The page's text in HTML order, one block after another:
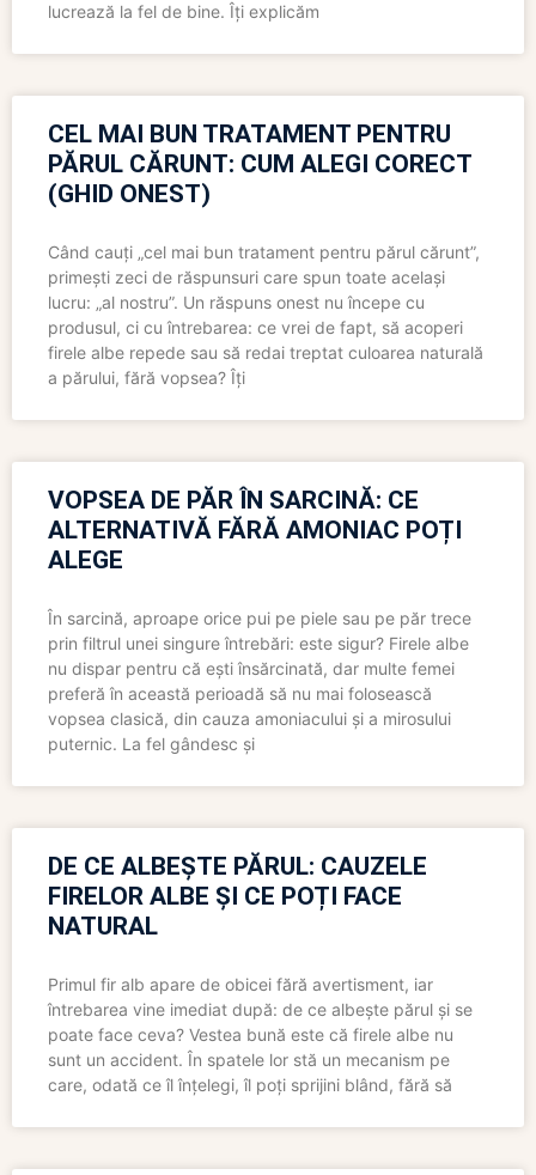
lucrează la fel de bine. Îți explicăm
CEL MAI BUN TRATAMENT PENTRU
PĂRUL CĂRUNT: CUM ALEGI CORECT
(GHID ONEST)
Când cauți „cel mai bun tratament pentru părul cărunt”,
primești zeci de răspunsuri care spun toate același
lucru: „al nostru”. Un răspuns onest nu începe cu
produsul, ci cu întrebarea: ce vrei de fapt, să acoperi
firele albe repede sau să redai treptat culoarea naturală
a părului, fără vopsea? Îți
VOPSEA DE PĂR ÎN SARCINĂ: CE
ALTERNATIVĂ FĂRĂ AMONIAC POȚI
ALEGE
În sarcină, aproape orice pui pe piele sau pe păr trece
prin filtrul unei singure întrebări: este sigur? Firele albe
nu dispar pentru că ești însărcinată, dar multe femei
preferă în această perioadă să nu mai folosească
vopsea clasică, din cauza amoniacului și a mirosului
puternic. La fel gândesc și
DE CE ALBEȘTE PĂRUL: CAUZELE
FIRELOR ALBE ȘI CE POȚI FACE
NATURAL
Primul fir alb apare de obicei fără avertisment, iar
întrebarea vine imediat după: de ce albește părul și se
poate face ceva? Vestea bună este că firele albe nu
sunt un accident. În spatele lor stă un mecanism pe
care, odată ce îl înțelegi, îl poți sprijini blând, fără să